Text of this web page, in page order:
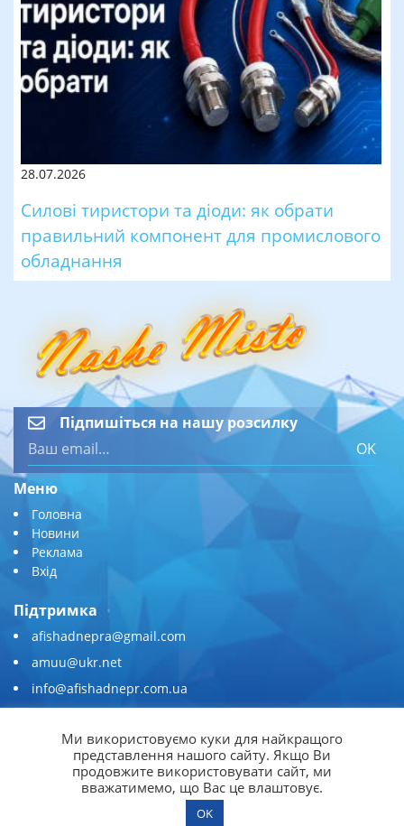
28.07.2026
Силові тиристори та діоди: як обрати
правильний компонент для промислового
обладнання
Підпишіться на нашу розсилку
OK
Меню
Головна
Новини
Реклама
Вхід
Підтримка
afishadnepra@gmail.com
amuu@ukr.net
info@afishadnepr.com.ua
Приєднуйтесь
Ми використовуємо куки для найкращого
представлення нашого сайту. Якщо Ви
продовжите використовувати сайт, ми
вважатимемо, що Вас це влаштовує.
OK